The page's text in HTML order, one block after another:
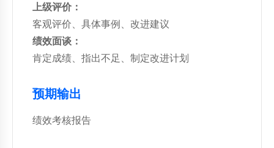
上级评价：
客观评价、具体事例、改进建议
绩效面谈：
肯定成绩、指出不足、制定改进计划
预期输出
绩效考核报告